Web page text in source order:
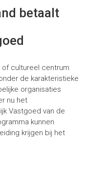
betaalt
of cultureel centrum
de karakteristieke
organisaties
nu het
Vastgoed van de
kunnen
krijgen bij het